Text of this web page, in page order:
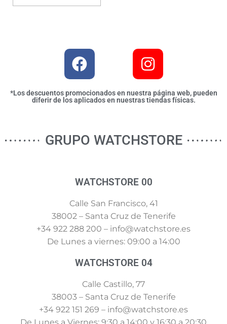
*Los descuentos promocionados en nuestra página web, pueden
diferir de los aplicados en nuestras tiendas físicas.
GRUPO WATCHSTORE
WATCHSTORE 00
Calle San Francisco, 41
38002 – Santa Cruz de Tenerife
+34 922 288 200 – info@watchstore.es
De Lunes a viernes: 09:00 a 14:00
WATCHSTORE 04
Calle Castillo, 77
38003 – Santa Cruz de Tenerife
+34 922 151 269 – info@watchstore.es